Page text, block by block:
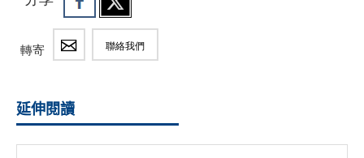
轉寄 聯絡我們
延伸閱讀